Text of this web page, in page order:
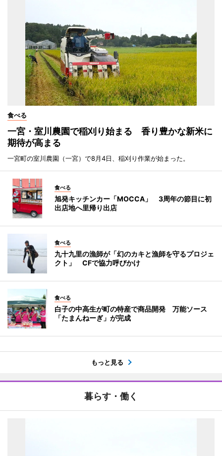
食べる
一宮・室川農園で稲刈り始まる 香り豊かな新米に
期待が高まる
一宮町の室川農園（一宮）で8月4日、稲刈り作業が始まった。
食べる
旭発キッチンカー「MOCCA」 3周年の節目に初
出店地へ里帰り出店
食べる
九十九里の漁師が「幻のカキと漁師を守るプロジェ
クト」 CFで協力呼びかけ
食べる
白子の中高生が町の特産で商品開発 万能ソース
「たまんねーぎ」が完成
もっと見る
暮らす・働く